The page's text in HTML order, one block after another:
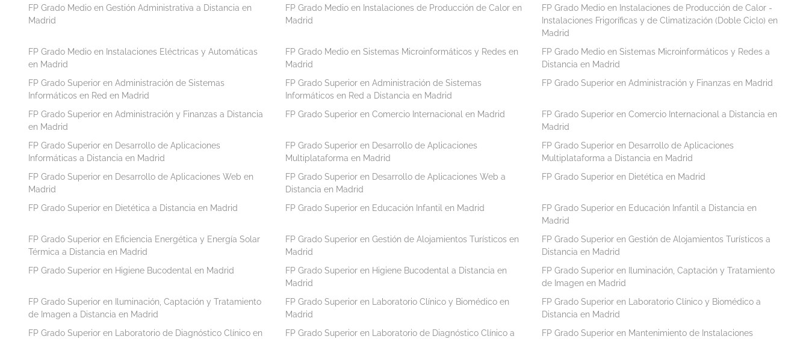
FP Grado Medio en Gestión Administrativa a Distancia en
Madrid
FP Grado Medio en Instalaciones de Producción de Calor en
Madrid
FP Grado Medio en Instalaciones de Producción de Calor -
Instalaciones Frigoríficas y de Climatización (Doble Ciclo) en
Madrid
FP Grado Medio en Instalaciones Eléctricas y Automáticas
en Madrid
FP Grado Medio en Sistemas Microinformáticos y Redes en
Madrid
FP Grado Medio en Sistemas Microinformáticos y Redes a
Distancia en Madrid
FP Grado Superior en Administración de Sistemas
Informáticos en Red en Madrid
FP Grado Superior en Administración de Sistemas
Informáticos en Red a Distancia en Madrid
FP Grado Superior en Administración y Finanzas en Madrid
FP Grado Superior en Administración y Finanzas a Distancia
en Madrid
FP Grado Superior en Comercio Internacional en Madrid
FP Grado Superior en Comercio Internacional a Distancia en
Madrid
FP Grado Superior en Desarrollo de Aplicaciones
Informáticas a Distancia en Madrid
FP Grado Superior en Desarrollo de Aplicaciones
Multiplataforma en Madrid
FP Grado Superior en Desarrollo de Aplicaciones
Multiplataforma a Distancia en Madrid
FP Grado Superior en Desarrollo de Aplicaciones Web en
Madrid
FP Grado Superior en Desarrollo de Aplicaciones Web a
Distancia en Madrid
FP Grado Superior en Dietética en Madrid
FP Grado Superior en Dietética a Distancia en Madrid FP Grado Superior en Educación Infantil en Madrid
FP Grado Superior en Educación Infantil a Distancia en
Madrid
FP Grado Superior en Eficiencia Energética y Energía Solar
Térmica a Distancia en Madrid
FP Grado Superior en Gestión de Alojamientos Turísticos en
Madrid
FP Grado Superior en Gestión de Alojamientos Turísticos a
Distancia en Madrid
FP Grado Superior en Higiene Bucodental en Madrid
FP Grado Superior en Higiene Bucodental a Distancia en
Madrid
FP Grado Superior en Iluminación, Captación y Tratamiento
de Imagen en Madrid
FP Grado Superior en Iluminación, Captación y Tratamiento
de Imagen a Distancia en Madrid
FP Grado Superior en Laboratorio Clínico y Biomédico en
Madrid
FP Grado Superior en Laboratorio Clínico y Biomédico a
Distancia en Madrid
FP Grado Superior en Laboratorio de Diagnóstico Clínico en
FP Grado Superior en Laboratorio de Diagnóstico Clínico a FP Grado Superior en Mantenimiento de Instalaciones